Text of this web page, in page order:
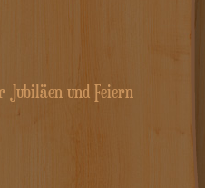
Jubiläen und Feiern